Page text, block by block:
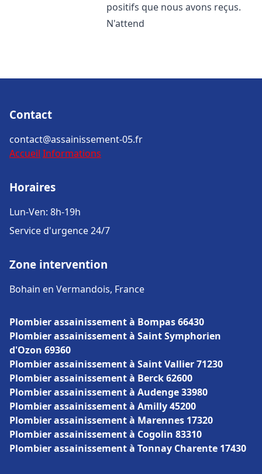
positifs que nous avons reçus.
N'attend
Contact
contact@assainissement-05.fr
Accueil Informations
Horaires
Lun-Ven: 8h-19h
Service d'urgence 24/7
Zone intervention
Bohain en Vermandois, France
Plombier assainissement à Bompas 66430
Plombier assainissement à Saint Symphorien
d'Ozon 69360
Plombier assainissement à Saint Vallier 71230
Plombier assainissement à Berck 62600
Plombier assainissement à Audenge 33980
Plombier assainissement à Amilly 45200
Plombier assainissement à Marennes 17320
Plombier assainissement à Cogolin 83310
Plombier assainissement à Tonnay Charente 17430